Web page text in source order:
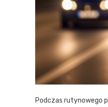
Podczas rutynowego